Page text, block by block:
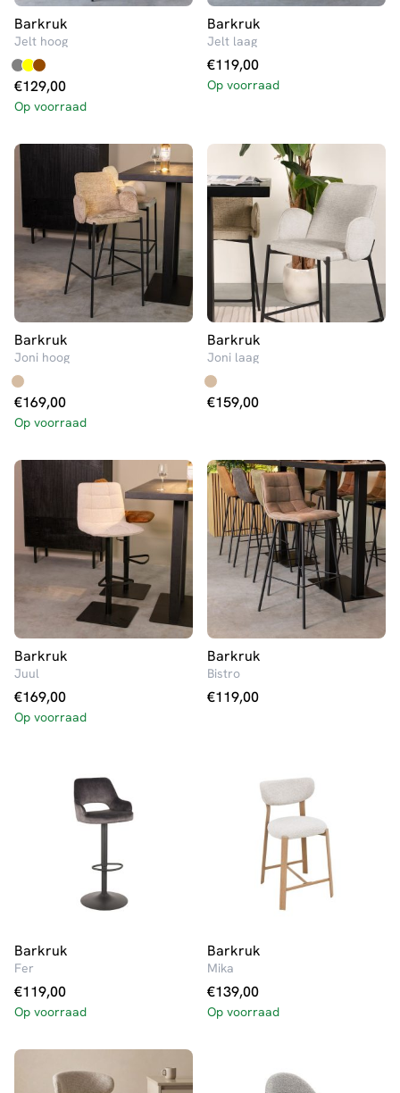
Barkruk
Jelt hoog
€129,00
Op voorraad
Barkruk
Jelt laag
€119,00
Op voorraad
Barkruk
Joni hoog
€169,00
Op voorraad
Barkruk
Joni laag
€159,00
Barkruk
Juul
€169,00
Op voorraad
Barkruk
Bistro
€119,00
Barkruk
Fer
€119,00
Op voorraad
Barkruk
Mika
€139,00
Op voorraad